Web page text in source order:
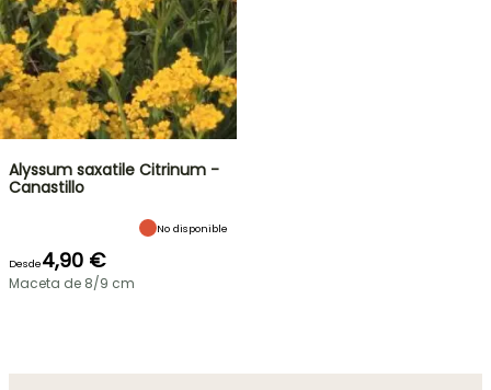
Alyssum saxatile Citrinum -
Canastillo
No disponible
Desde4,90 €
Maceta de 8/9 cm